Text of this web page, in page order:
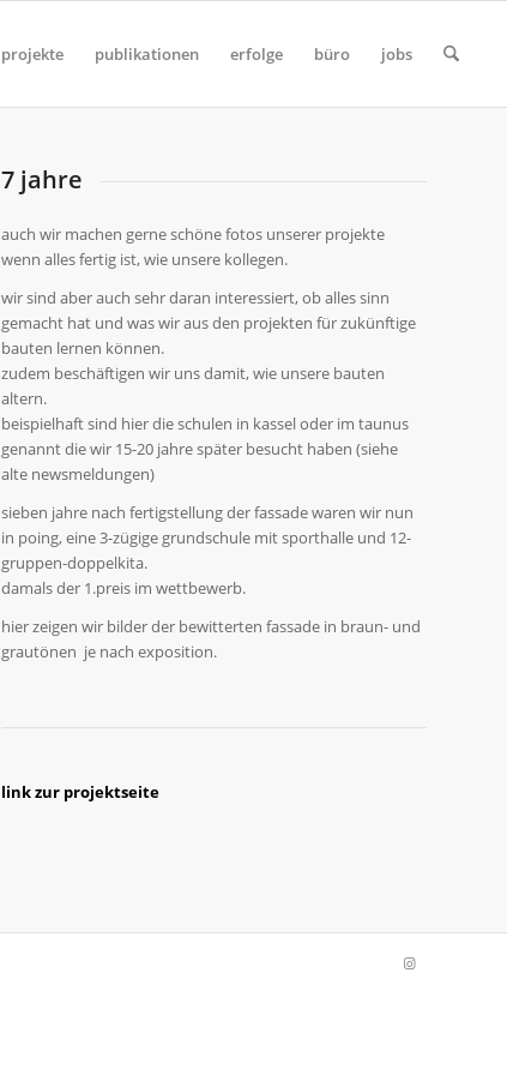
projekte publikationen erfolge büro jobs
7 jahre
auch wir machen gerne schöne fotos unserer projekte
wenn alles fertig ist, wie unsere kollegen.
wir sind aber auch sehr daran interessiert, ob alles sinn
gemacht hat und was wir aus den projekten für zukünftige
bauten lernen können.
zudem beschäftigen wir uns damit, wie unsere bauten
altern.
beispielhaft sind hier die schulen in kassel oder im taunus
genannt die wir 15-20 jahre später besucht haben (siehe
alte newsmeldungen)
sieben jahre nach fertigstellung der fassade waren wir nun
in poing, eine 3-zügige grundschule mit sporthalle und 12-
gruppen-doppelkita.
damals der 1.preis im wettbewerb.
hier zeigen wir bilder der bewitterten fassade in braun- und
grautönen je nach exposition.
link zur projektseite